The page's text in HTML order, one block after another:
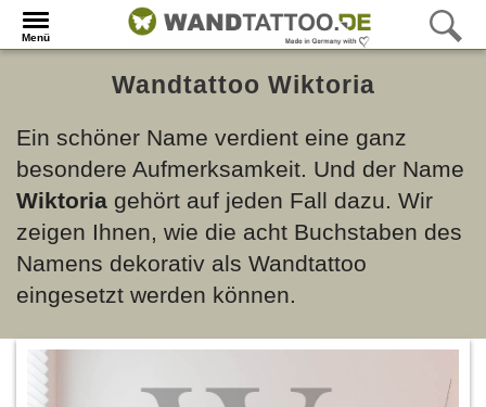
Menü
Wandtattoo Wiktoria
Ein schöner Name verdient eine ganz
besondere Aufmerksamkeit. Und der Name
Wiktoria gehört auf jeden Fall dazu. Wir
zeigen Ihnen, wie die acht Buchstaben des
Namens dekorativ als Wandtattoo
eingesetzt werden können.